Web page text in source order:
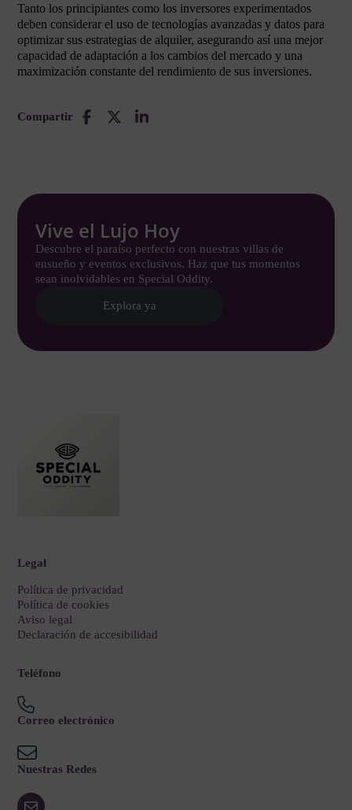
Tanto los principiantes como los inversores experimentados
deben considerar el uso de tecnologías avanzadas y datos para
optimizar sus estrategias de alquiler, asegurando así una mejor
capacidad de adaptación a los cambios del mercado y una
maximización constante del rendimiento de sus inversiones.
Compartir
Vive el Lujo Hoy
Descubre el paraíso perfecto con nuestras villas de
ensueño y eventos exclusivos. Haz que tus momentos
sean inolvidables en Special Oddity.
Explora ya
Legal
Política de privacidad
Política de cookies
Aviso legal
Declaración de accesibilidad
Teléfono
Correo electrónico
Nuestras Redes